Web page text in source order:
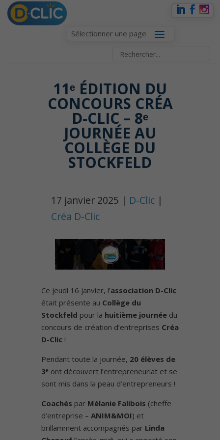
Sélectionner une page
11ᵉ ÉDITION DU
CONCOURS CRÉA
D-CLIC – 8ᵉ
JOURNÉE AU
COLLÈGE DU
STOCKFELD
17 janvier 2025 | D-Clic |
Créa D-Clic
Ce jeudi 16 janvier, l’association D-Clic
était présente au Collège du
Stockfeld pour la huitième journée du
concours de création d’entreprises Créa
D-Clic !
Pendant toute la journée, 20 élèves de
3ᵉ ont découvert l’entrepreneuriat et se
sont mis dans la peau d’entrepreneurs ! ‍‍
Coachés par Mélanie Falibois (cheffe
d’entreprise – ANIM&MOI) et
brillamment accompagnés par Linda